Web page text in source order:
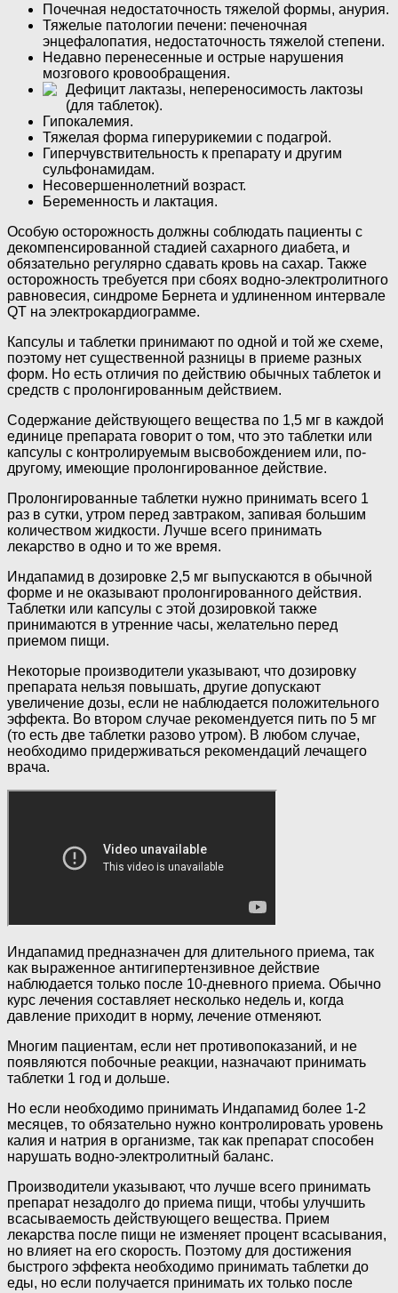
Почечная недостаточность тяжелой формы, анурия.
Тяжелые патологии печени: печеночная
энцефалопатия, недостаточность тяжелой степени.
Недавно перенесенные и острые нарушения
мозгового кровообращения.
Дефицит лактазы, непереносимость лактозы
(для таблеток).
Гипокалемия.
Тяжелая форма гиперурикемии с подагрой.
Гиперчувствительность к препарату и другим
сульфонамидам.
Несовершеннолетний возраст.
Беременность и лактация.
Особую осторожность должны соблюдать пациенты с
декомпенсированной стадией сахарного диабета, и
обязательно регулярно сдавать кровь на сахар. Также
осторожность требуется при сбоях водно-электролитного
равновесия, синдроме Бернета и удлиненном интервале
QT на электрокардиограмме.
Капсулы и таблетки принимают по одной и той же схеме,
поэтому нет существенной разницы в приеме разных
форм. Но есть отличия по действию обычных таблеток и
средств с пролонгированным действием.
Содержание действующего вещества по 1,5 мг в каждой
единице препарата говорит о том, что это таблетки или
капсулы с контролируемым высвобождением или, по-
другому, имеющие пролонгированное действие.
Пролонгированные таблетки нужно принимать всего 1
раз в сутки, утром перед завтраком, запивая большим
количеством жидкости. Лучше всего принимать
лекарство в одно и то же время.
Индапамид в дозировке 2,5 мг выпускаются в обычной
форме и не оказывают пролонгированного действия.
Таблетки или капсулы с этой дозировкой также
принимаются в утренние часы, желательно перед
приемом пищи.
Некоторые производители указывают, что дозировку
препарата нельзя повышать, другие допускают
увеличение дозы, если не наблюдается положительного
эффекта. Во втором случае рекомендуется пить по 5 мг
(то есть две таблетки разово утром). В любом случае,
необходимо придерживаться рекомендаций лечащего
врача.
Индапамид предназначен для длительного приема, так
как выраженное антигипертензивное действие
наблюдается только после 10-дневного приема. Обычно
курс лечения составляет несколько недель и, когда
давление приходит в норму, лечение отменяют.
Многим пациентам, если нет противопоказаний, и не
появляются побочные реакции, назначают принимать
таблетки 1 год и дольше.
Но если необходимо принимать Индапамид более 1-2
месяцев, то обязательно нужно контролировать уровень
калия и натрия в организме, так как препарат способен
нарушать водно-электролитный баланс.
Производители указывают, что лучше всего принимать
препарат незадолго до приема пищи, чтобы улучшить
всасываемость действующего вещества. Прием
лекарства после пищи не изменяет процент всасывания,
но влияет на его скорость. Поэтому для достижения
быстрого эффекта необходимо принимать таблетки до
еды, но если получается принимать их только после